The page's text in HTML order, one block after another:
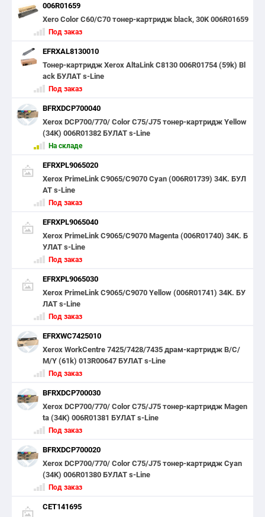
006R01659
Xero Color С60/C70 тонер-картридж black, 30K 006R01659
Под заказ
EFRXAL8130010
Тонер-картридж Xerox AltaLink C8130 006R01754 (59k) Bl
ack БУЛАТ s-Line
Под заказ
BFRXDCP700040
Xerox DCP700/770/ Color C75/J75 тонер-картридж Yellow
(34K) 006R01382 БУЛАТ s-Line
На складе
EFRXPL9065020
Xerox PrimeLink C9065/C9070 Cyan (006R01739) 34K. БУЛ
АТ s-Line
Под заказ
EFRXPL9065040
Xerox PrimeLink C9065/C9070 Magenta (006R01740) 34K. Б
УЛАТ s-Line
Под заказ
EFRXPL9065030
Xerox PrimeLink C9065/C9070 Yellow (006R01741) 34K. БУ
ЛАТ s-Line
Под заказ
EFRXWC7425010
Xerox WorkCentre 7425/7428/7435 драм-картридж B/C/
M/Y (61k) 013R00647 БУЛАТ s-Line
Под заказ
BFRXDCP700030
Xerox DCP700/770/ Color C75/J75 тонер-картридж Magen
ta (34K) 006R01381 БУЛАТ s-Line
Под заказ
BFRXDCP700020
Xerox DCP700/770/ Color C75/J75 тонер-картридж Cyan
(34K) 006R01380 БУЛАТ s-Line
Под заказ
CET141695